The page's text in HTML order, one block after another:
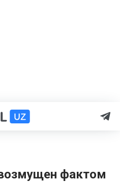
фактом